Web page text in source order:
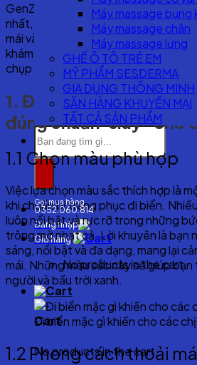
Máy massage bụng
Máy massage chân
Máy massage lưng
GHẾ Ô TÔ TRẺ EM
MỸ PHẨM SESDERMA
GIA DỤNG THÔNG MINH
SĂN HÀNG KHUYẾN MẠI
TẤT CẢ SẢN PHẨM
Search
for:
Gọi mua hàng
0352.060.814
Đăng nhập
Giỏ hàng
No products in the cart.
Cart
No products in the cart.
GenZ, những tín đồ thời trang luôn
nhất, việc chọn trang phục đi biển
mái và phong cách và ấn tượng. Hãy
khám phá những gợi ý dưới đây để
chụp hình đẹp đúng chất GenZ.
1. Đi biển mặc gì và tip
đúng chuẩn“slay” cho
1.1 Chọn màu phù hợp
Việc lựa chọn màu sắc thích hợp là
khi chuẩn bị trang phục đi biển.
luôn nổi bật và rực rỡ trong những
trông mờ nhạt cả. Lời khuyên là bạn
sáng, nổi bật và đa dạng, mang lại
mái. Những màu sắc này sẽ giúp
người và bầu trời xanh.
Đi biển mặc gì khiến cho các
1.2 Phong cách thoải